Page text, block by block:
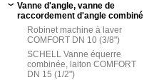
Vanne d'angle, vanne de
raccordement d'angle combiné
Robinet machine à laver
COMFORT DN 10 (3/8")
SCHELL Vanne équerre
combinée, laiton COMFORT
DN 15 (1/2")